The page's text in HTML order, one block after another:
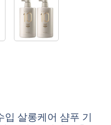
살롱케어 샴푸 기